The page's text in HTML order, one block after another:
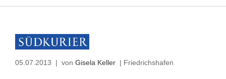
05.07.2013 | von Gisela Keller | Friedrichshafen